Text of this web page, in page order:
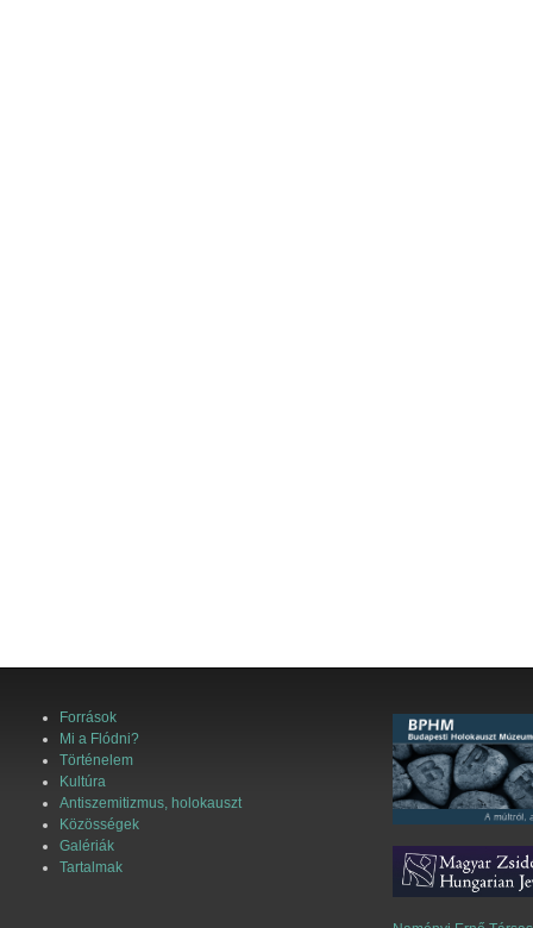
Források
Mi a Flódni?
Történelem
Kultúra
Antiszemitizmus, holokauszt
Közösségek
Galériák
Tartalmak